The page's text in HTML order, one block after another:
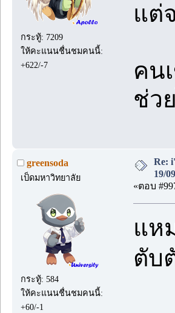
กระทู้: 7209
ให้คะแนนชื่นชมคนนี้:
+622/-7
แต่
คน
ช่ว
greensoda
เป็ดมหาวิทยาลัย
กระทู้: 584
ให้คะแนนชื่นชมคนนี้:
+60/-1
Re:
19/
«ตอบ
แห
ตับ